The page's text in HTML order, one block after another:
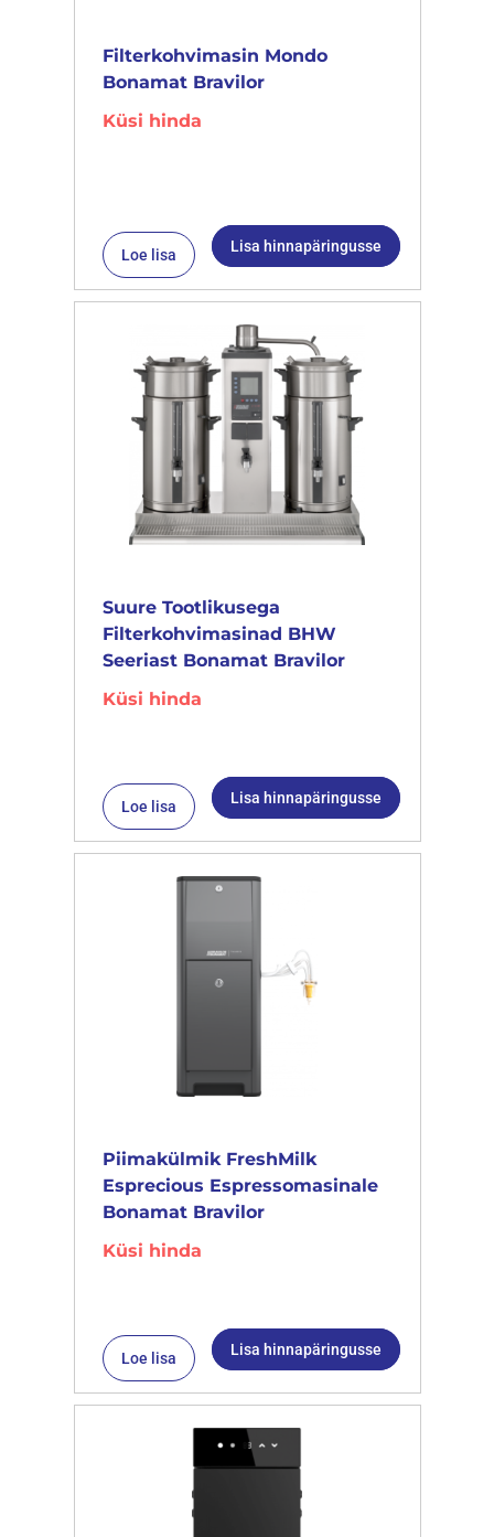
Filterkohvimasin Mondo
Bonamat Bravilor
Küsi hinda
Loe lisa Lisa hinnapäringusse
Suure Tootlikusega
Filterkohvimasinad BHW
Seeriast Bonamat Bravilor
Küsi hinda
Loe lisa Lisa hinnapäringusse
Piimakülmik FreshMilk
Esprecious Espressomasinale
Bonamat Bravilor
Küsi hinda
Loe lisa Lisa hinnapäringusse